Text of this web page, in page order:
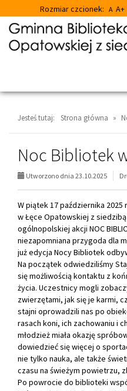
Przejdź
głównej
Przejdź
wyszukiwarki
Rozmiar czcionek: A A+
Jesteś tutaj: Strona główna »
Noc Bibliotek
Utworzono dnia 23.10.2025
W piątek 17 października
w Łęce Opatowskiej z
ogólnopolskiej akcji NOC
niezapomniana przygoda dla
już edycja Nocy Bibliotek
Na początek odwiedziliśmy
się możliwością kontaktu z
życia. Uczestnicy mogli
zwierzętami, jak się je karmi,
stajni oprowadzili nas po
rasach koni, ich zachowaniu i
młodzież miała okazję
dowiedzieć się więcej o
nie tylko nauka, ale także
czasu na świeżym powietrzu,
Po powrocie do biblioteki